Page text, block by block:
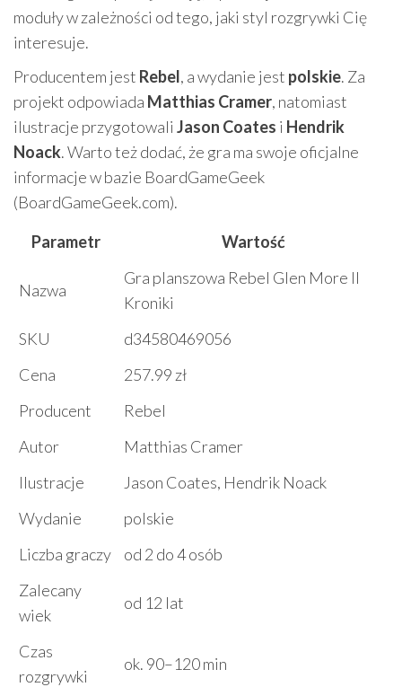
moduły w zależności od tego, jaki styl rozgrywki Cię
interesuje.
Producentem jest Rebel, a wydanie jest polskie. Za
projekt odpowiada Matthias Cramer, natomiast
ilustracje przygotowali Jason Coates i Hendrik
Noack. Warto też dodać, że gra ma swoje oficjalne
informacje w bazie BoardGameGeek
(BoardGameGeek.com).
Parametr
Wartość
Nazwa
Gra planszowa Rebel Glen More II
Kroniki
SKU
d34580469056
Cena
257.99 zł
Producent
Rebel
Autor
Matthias Cramer
Ilustracje
Jason Coates, Hendrik Noack
Wydanie
polskie
Liczba graczy
od 2 do 4 osób
Zalecany
wiek
od 12 lat
Czas
rozgrywki
ok. 90–120 min